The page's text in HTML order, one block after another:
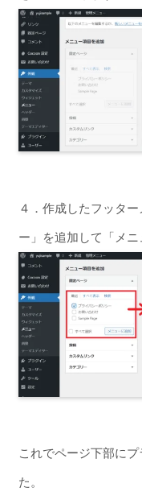
４．作成したフッタ
ー」を追加して「メニ
これでページ下部に
た。